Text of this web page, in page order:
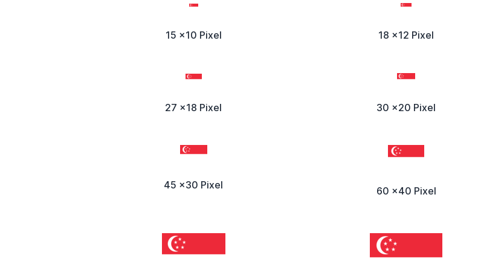
15 x10 Pixel 18 x12 Pixel
27 x18 Pixel 30 x20 Pixel
45 x30 Pixel 60 x40 Pixel